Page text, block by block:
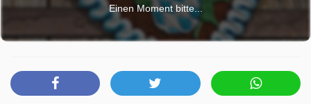
Einen Moment bitte...